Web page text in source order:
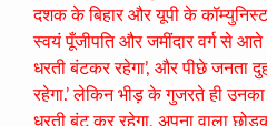
दशक के बिहार और यूपी के
स्वयं पूँजीपति और जमींदार वर्ग से
धरती बंटकर रहेगा’, और पीछे जनता
रहेगा.’ लेकिन भीड़ के गुजरते ही
धरती बंट कर रहेगा, अपना वाला